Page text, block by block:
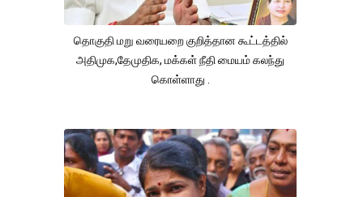
தொகுதி மறு வரையறை குறித்தான கூட்டத்தில்
அதிமுக,தேமுதிக, மக்கள் நீதி மையம் கலந்து
கொள்ளாது .